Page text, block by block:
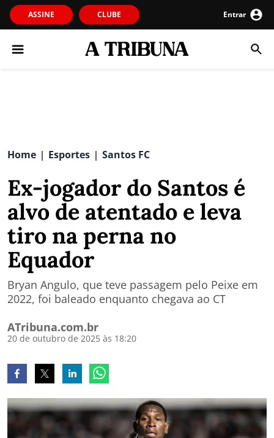
ASSINE CLUBE Entrar
Home | Esportes | Santos FC
Ex-jogador do Santos é
alvo de atentado e leva
tiro na perna no
Equador
Bryan Angulo, que teve passagem pelo Peixe em
2022, foi baleado enquanto chegava ao CT
ATribuna.com.br
20 de outubro de 2025 às 18:20